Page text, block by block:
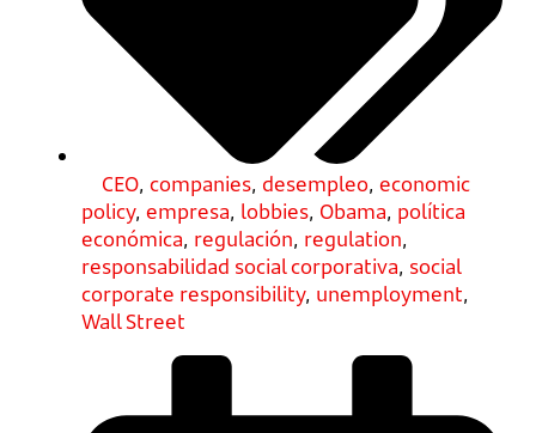
CEO, companies, desempleo, economic
policy, empresa, lobbies, Obama, política
económica, regulación, regulation,
responsabilidad social corporativa, social
corporate responsibility, unemployment,
Wall Street